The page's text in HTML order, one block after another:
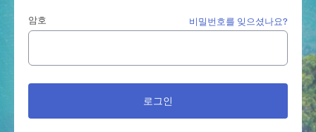
암호 비밀번호를 잊으셨나요?